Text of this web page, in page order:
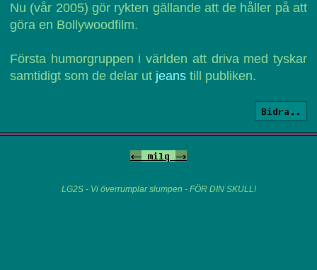
Nu (vår 2005) gör rykten gällande att de håller på att
göra en Bollywoodfilm.
Första humorgruppen i världen att driva med tyskar
samtidigt som de delar ut jeans till publiken.
Bidra..
<- milq ->
LG2S - Vi överrumplar slumpen - FÖR DIN SKULL!